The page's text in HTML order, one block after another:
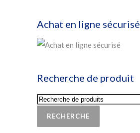
Achat en ligne sécurisé
Recherche de produit
RECHERCHE